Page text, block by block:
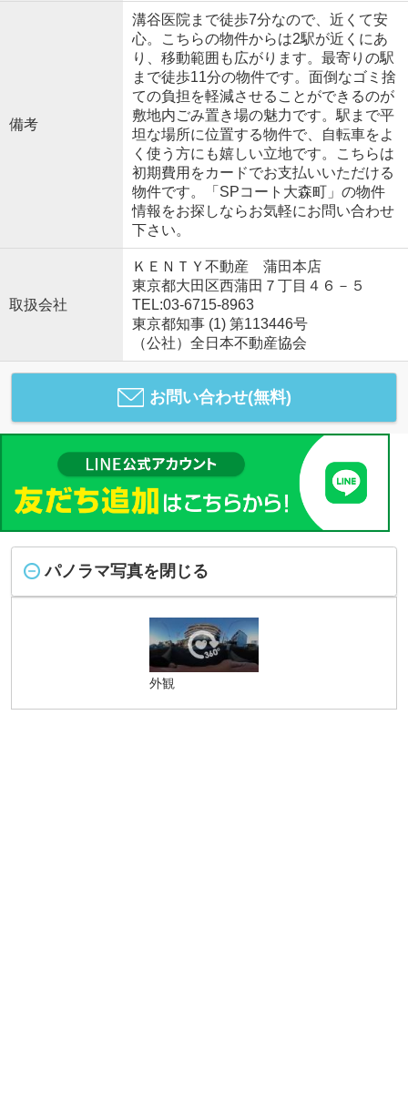
備考
溝谷医院まで徒歩7分なので、近くて安
心。こちらの物件からは2駅が近くにあ
り、移動範囲も広がります。最寄りの駅
まで徒歩11分の物件です。面倒なゴミ捨
ての負担を軽減させることができるのが
敷地内ごみ置き場の魅力です。駅まで平
坦な場所に位置する物件で、自転車をよ
く使う方にも嬉しい立地です。こちらは
初期費用をカードでお支払いいただける
物件です。「SPコート大森町」の物件
情報をお探しならお気軽にお問い合わせ
下さい。
取扱会社
ＫＥＮＴＹ不動産 蒲田本店
東京都大田区西蒲田７丁目４６－５
TEL:03-6715-8963
東京都知事 (1) 第113446号
（公社）全日本不動産協会
お問い合わせ(無料)
パノラマ写真を閉じる
外観